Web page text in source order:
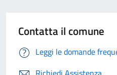
Contatta il comune
Leggi le domande